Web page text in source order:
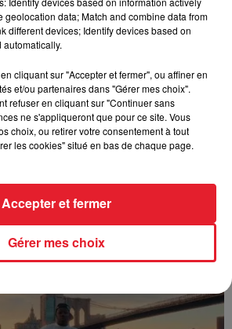
golibe
geolocation data; Match and combine data from
different devices; Identify devices based on
cliquant sur "Accepter et fermer", ou affiner en
et/ou partenaires dans "Gérer mes choix".
refuser en cliquant sur "Continuer sans
ne s'appliqueront que pour ce site. Vous
choix, ou retirer votre consentement à tout
les cookies" situé en bas de chaque page.
Gérer mes choix
Accepter et fermer